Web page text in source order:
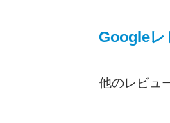
Googleレ
他のレビュ